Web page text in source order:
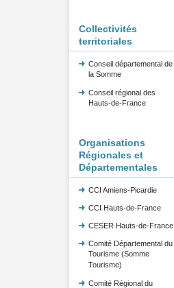
Collectivités
territoriales
Conseil départemental de
la Somme
Conseil régional des
Hauts-de-France
Organisations
Régionales et
Départementales
CCI Amiens-Picardie
CCI Hauts-de-France
CESER Hauts-de-France
Comité Départemental du
Tourisme (Somme
Tourisme)
Comité Régional du